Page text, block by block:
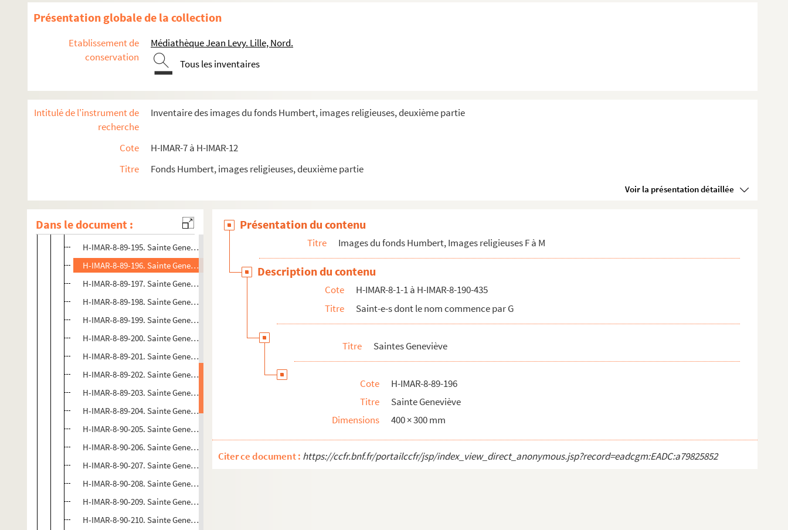
Présentation globale de la collection
Etablissement de
conservation
Médiathèque Jean Levy. Lille, Nord.
Tous les inventaires
Intitulé de l'instrument de
recherche
Inventaire des images du fonds Humbert, images religieuses, deuxième partie
Cote
H-IMAR-7 à H-IMAR-12
Titre
Fonds Humbert, images religieuses, deuxième partie
Voir la présentation détaillée
Dans le document :
H-IMAR-8-81-182. Sainte Geneviève, cantiques spirituels
H-IMAR-8-83-184. Sainte Geneviève de Brabant, cantique
H-IMAR-8-84-185. Sainte Geneviève de Brabant
H-IMAR-8-85-187. Sainte Geneviève
H-IMAR-8-86-188. Sainte Geneviève, vierge et patronne de Paris
H-IMAR-8-89-191. Sainte Geneviève
H-IMAR-8-89-193. Sainte Geneviève
H-IMAR-8-89-194. Sainte Geneviève
H-IMAR-8-89-195. Sainte Geneviève
H-IMAR-8-89-196. Sainte Geneviève
H-IMAR-8-89-197. Sainte Geneviève
H-IMAR-8-89-198. Sainte Geneviève
H-IMAR-8-89-199. Sainte Geneviève
H-IMAR-8-89-200. Sainte Geneviève
H-IMAR-8-89-201. Sainte Geneviève
H-IMAR-8-89-202. Sainte Geneviève
H-IMAR-8-89-203. Sainte Geneviève
H-IMAR-8-89-204. Sainte Geneviève
H-IMAR-8-90-205. Sainte Geneviève
H-IMAR-8-90-206. Sainte Geneviève
H-IMAR-8-90-207. Sainte Geneviève
H-IMAR-8-90-208. Sainte Geneviève
H-IMAR-8-90-209. Sainte Geneviève
H-IMAR-8-90-210. Sainte Geneviève
Présentation du contenu
Titre Images du fonds Humbert, Images religieuses F à M
Description du contenu
Cote
H-IMAR-8-1-1 à H-IMAR-8-190-435
Titre
Saint-e-s dont le nom commence par G
Titre Saintes Geneviève
Cote
H-IMAR-8-89-196
Titre
Sainte Geneviève
Dimensions
400 × 300 mm
Citer ce document : https://ccfr.bnf.fr/portailccfr/jsp/index_view_direct_anonymous.jsp?record=eadcgm:EADC:a79825852